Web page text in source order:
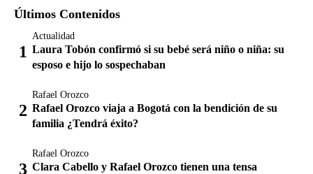
Últimos Contenidos
Actualidad
Laura Tobón confirmó si su bebé será niño o niña: su
esposo e hijo lo sospechaban
Rafael Orozco
Rafael Orozco viaja a Bogotá con la bendición de su
familia ¿Tendrá éxito?
Rafael Orozco
Clara Cabello y Rafael Orozco tienen una tensa